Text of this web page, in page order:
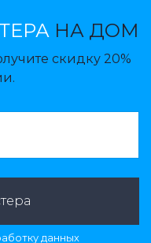
НА ДОМ
скидку 20%
данных